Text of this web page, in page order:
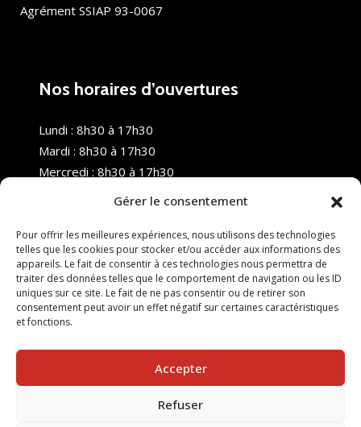
Gérer le consentement
Pour offrir les meilleures expériences, nous utilisons des technologies
telles que les cookies pour stocker et/ou accéder aux informations des
appareils. Le fait de consentir à ces technologies nous permettra de
traiter des données telles que le comportement de navigation ou les ID
uniques sur ce site. Le fait de ne pas consentir ou de retirer son
consentement peut avoir un effet négatif sur certaines caractéristiques
et fonctions.
Accepter
Refuser
Agrément SSIAP 93-0067
Nos horaires d’ouvertures
Lundi : 8h30 à 17h30
Mardi : 8h30 à 17h30
Mercredi : 8h30 à 17h30
Samedi : Fermé
Dimanche : Fermé
© 2025 Nouvel R Formation - TOUS DROITS RÉSERVÉS -